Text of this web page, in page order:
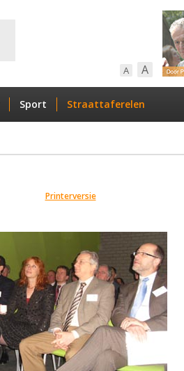
A A
Sport Straattaferelen
Printerversie